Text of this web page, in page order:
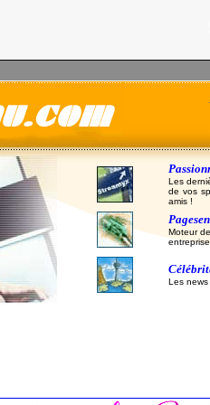
Les
de vos
amis !
Moteur
Les